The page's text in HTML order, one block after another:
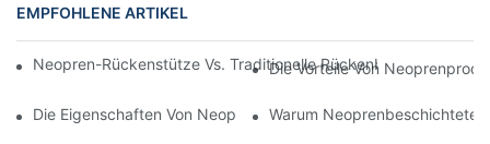
EMPFOHLENE ARTIKEL
Neopren-Rückenstütze Vs. Traditionelle Rückenbandage:
Die Vorteile Von
Die Eigenschaften Von Neoprenbeschichtetem Gewebe
Warum